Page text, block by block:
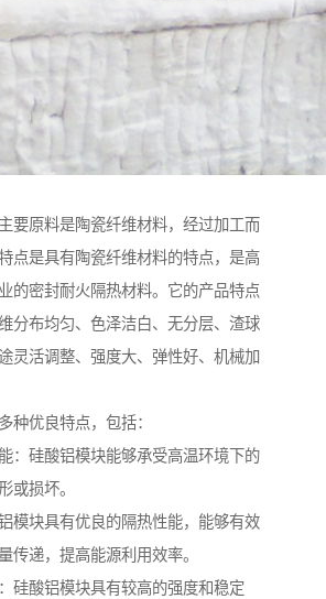
要原料是陶瓷纤维材料，经过加工而
点是具有陶瓷纤维材料的特点，是高
的密封耐火隔热材料。它的产品特点
分布均匀、色泽洁白、无分层、渣球
灵活调整、强度大、弹性好、机械加
种优良特点，包括：
：硅酸铝模块能够承受高温环境下的
或损坏。
模块具有优良的隔热性能，能够有效
传递，提高能源利用效率。
硅酸铝模块具有较高的强度和稳定